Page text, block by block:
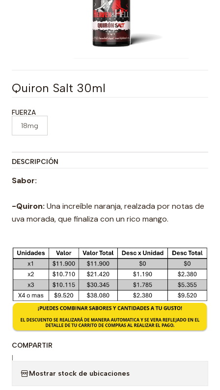
Quiron Salt 30ml
FUERZA
18mg
DESCRIPCIÓN
Sabor:
-Quiron:Una increíble naranja, realzada por notas de
uva morada, que finaliza con un rico mango.
COMPARTIR
|
Mostrar stock de ubicaciones